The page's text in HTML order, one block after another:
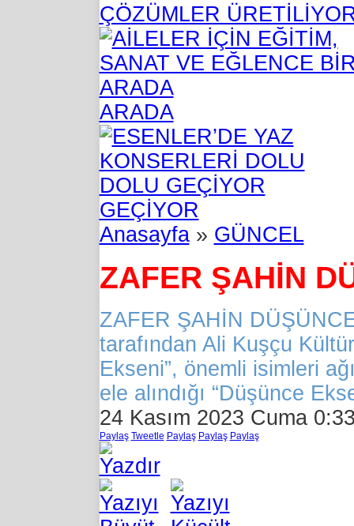
ÇÖZÜMLER
ARADA
GEÇİYOR
Anasayfa» GÜNCEL
ZAFER ŞAHİN
ZAFER ŞAHİN
tarafından Ali Kuşçu
Ekseni”, önemli isimleri
ele alındığı “Düşünce
24 Kasım 2023 Cuma
Paylaş Tweetle Paylaş Paylaş Paylaş